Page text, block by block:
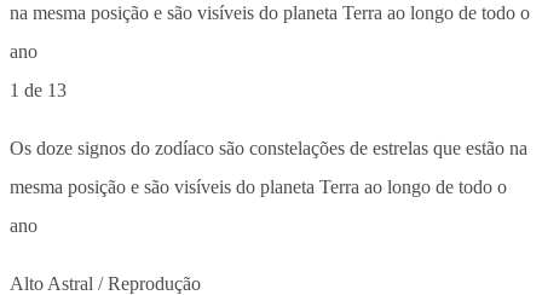
1 de 13
Os doze signos do zodíaco são constelações de estrelas que estão na
mesma posição e são visíveis do planeta Terra ao longo de todo o
ano
Alto Astral / Reprodução